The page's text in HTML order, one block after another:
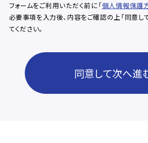
フォームをご利用いただく前に「個人情報保護
必要事項を入力後、内容をご確認の上「同意し
てください。
同意して次へ進